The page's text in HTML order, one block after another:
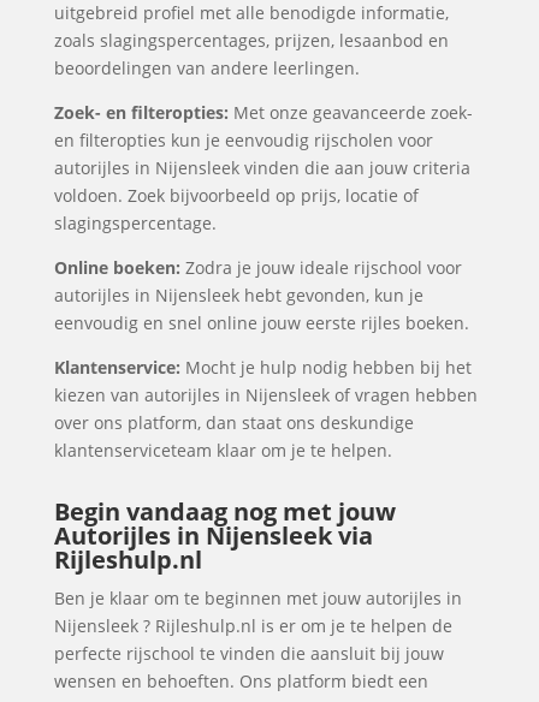
uitgebreid profiel met alle benodigde informatie,
zoals slagingspercentages, prijzen, lesaanbod en
beoordelingen van andere leerlingen.
Zoek- en filteropties: Met onze geavanceerde zoek-
en filteropties kun je eenvoudig rijscholen voor
autorijles in Nijensleek vinden die aan jouw criteria
voldoen. Zoek bijvoorbeeld op prijs, locatie of
slagingspercentage.
Online boeken: Zodra je jouw ideale rijschool voor
autorijles in Nijensleek hebt gevonden, kun je
eenvoudig en snel online jouw eerste rijles boeken.
Klantenservice: Mocht je hulp nodig hebben bij het
kiezen van autorijles in Nijensleek of vragen hebben
over ons platform, dan staat ons deskundige
klantenserviceteam klaar om je te helpen.
Begin vandaag nog met jouw
Autorijles in Nijensleek via
Rijleshulp.nl
Ben je klaar om te beginnen met jouw autorijles in
Nijensleek ? Rijleshulp.nl is er om je te helpen de
perfecte rijschool te vinden die aansluit bij jouw
wensen en behoeften. Ons platform biedt een